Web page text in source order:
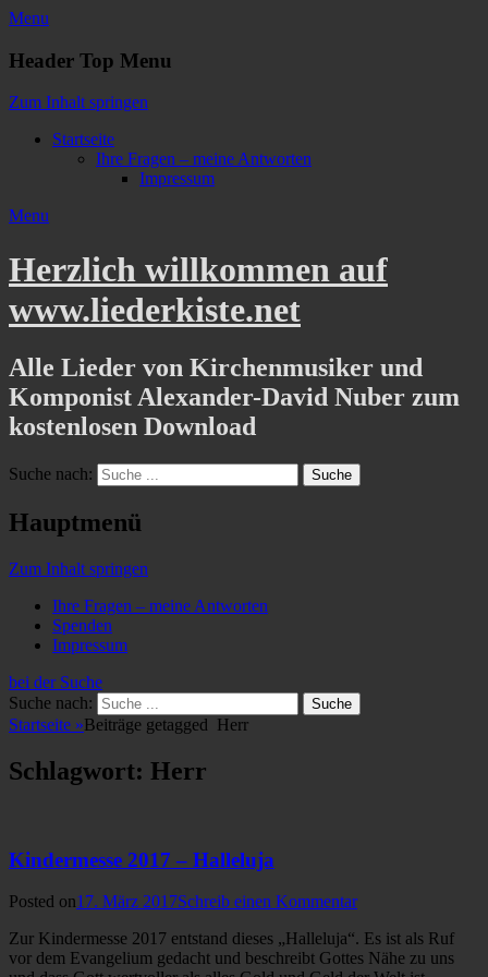
Menu
Header Top Menu
Zum Inhalt springen
Startseite
Ihre Fragen – meine Antworten
Impressum
Menu
Herzlich willkommen auf
www.liederkiste.net
Alle Lieder von Kirchenmusiker und
Komponist Alexander-David Nuber zum
kostenlosen Download
Suche nach:
Hauptmenü
Zum Inhalt springen
Ihre Fragen – meine Antworten
Spenden
Impressum
bei der Suche
Suche nach:
Startseite »Beiträge getagged Herr
Schlagwort: Herr
Kindermesse 2017 – Halleluja
Posted on17. März 2017Schreib einen Kommentar
Zur Kindermesse 2017 entstand dieses „Halleluja“. Es ist als Ruf
vor dem Evangelium gedacht und beschreibt Gottes Nähe zu uns